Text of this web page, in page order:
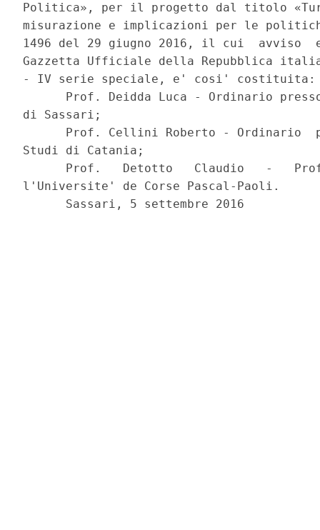
Politica», per il progetto dal titolo
misurazione e implicazioni per le
1496 del 29 giugno 2016, il cui
Gazzetta Ufficiale della Repubblica
- IV serie speciale, e' cosi'
Prof. Deidda Luca - Ordinario
di Sassari;
Prof. Cellini Roberto - Ordinario
Studi di Catania;
Prof.   Detotto   Claudio   -
l'Universite' de Corse Pascal-Paoli.
      Sassari, 5 settembre 2016